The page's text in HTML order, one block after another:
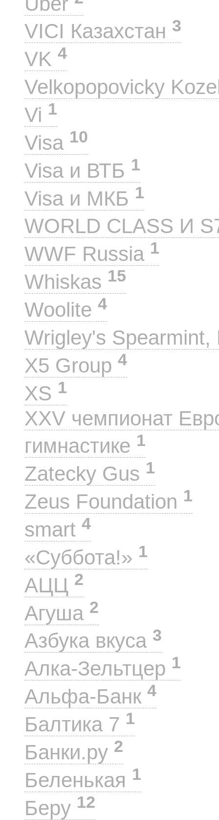
VICI Казахстан 3
VK 4
Velkopopovicky
Vi 1
Visa 10
Visa и ВТБ 1
Visa и МКБ 1
WORLD CLASS И
WWF Russia 1
Whiskas 15
Woolite 4
Wrigley's
X5 Group 4
XS 1
XXV чемпионат
гимнастике 1
Zatecky Gus 1
Zeus Foundation 1
smart 4
«Суббота!» 1
АЦЦ 2
Агуша 2
Азбука вкуса 3
Алка-Зельтцер 1
Альфа-Банк 4
Балтика 7 1
Банки.ру 2
Беленькая 1
Беру 12